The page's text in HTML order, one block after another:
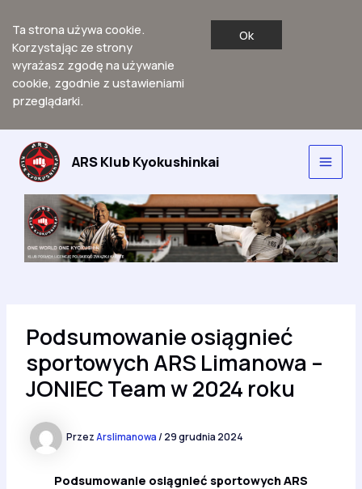
Ta strona używa cookie.
Korzystając ze strony
wyrażasz zgodę na używanie
cookie, zgodnie z ustawieniami
przeglądarki.
Ok
Przejdź
treści
ARS Klub Kyokushinkai
Main
Podsumowanie osiągnieć
sportowych ARS Limanowa –
JONIEC Team w 2024 roku
PrzezArslimanowa/29 grudnia 2024
Podsumowanie osiągnieć sportowych ARS